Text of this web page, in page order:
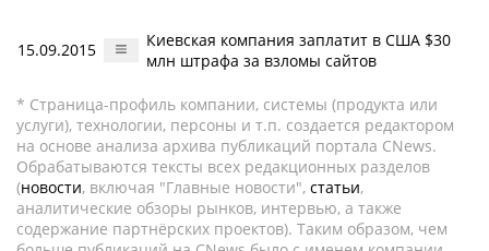
15.09.2015
Киевская компания заплатит в США $30
млн штрафа за взломы сайтов
* Страница-профиль компании, системы (продукта или
услуги), технологии, персоны и т.п. создается редактором
на основе анализа архива публикаций портала CNews.
Обрабатываются тексты всех редакционных разделов
(новости, включая "Главные новости", статьи,
аналитические обзоры рынков, интервью, а также
содержание партнёрских проектов). Таким образом, чем